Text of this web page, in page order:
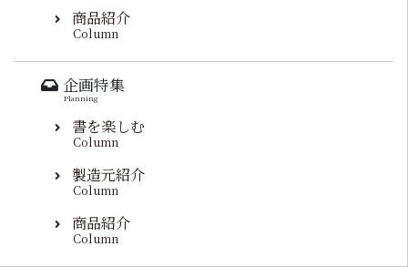
商品紹介
Column
企画特集
Planning
書を楽しむ
Column
製造元紹介
Column
商品紹介
Column